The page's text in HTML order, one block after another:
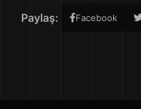
Paylaş: Facebook